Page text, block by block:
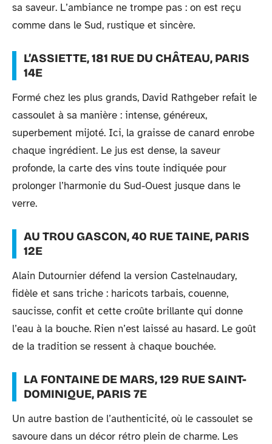
sa saveur. L’ambiance ne trompe pas : on est reçu
comme dans le Sud, rustique et sincère.
L’ASSIETTE, 181 RUE DU CHÂTEAU, PARIS
14E
Formé chez les plus grands, David Rathgeber refait le
cassoulet à sa manière : intense, généreux,
superbement mijoté. Ici, la graisse de canard enrobe
chaque ingrédient. Le jus est dense, la saveur
profonde, la carte des vins toute indiquée pour
prolonger l’harmonie du Sud-Ouest jusque dans le
verre.
AU TROU GASCON, 40 RUE TAINE, PARIS
12E
Alain Dutournier défend la version Castelnaudary,
fidèle et sans triche : haricots tarbais, couenne,
saucisse, confit et cette croûte brillante qui donne
l’eau à la bouche. Rien n’est laissé au hasard. Le goût
de la tradition se ressent à chaque bouchée.
LA FONTAINE DE MARS, 129 RUE SAINT-
DOMINIQUE, PARIS 7E
Un autre bastion de l’authenticité, où le cassoulet se
savoure dans un décor rétro plein de charme. Les